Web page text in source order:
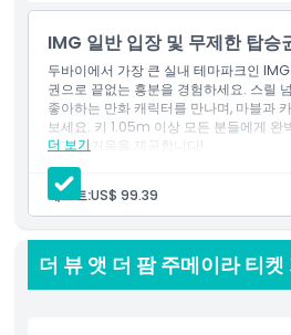
Book your Combo Deal now and
seamlessly blends the excitement
Adventure with the splendor of
View at the Palm—an unmatched
Prepare to be captivated by
breathtaking vistas, all in one
하이라이트
포함 사항
IMG 일반 입장 및 무제한 탑승
두바이에서 가장 큰 실내 테마파크인
권으로 끝없는 흥분을 경험하세요. 스릴
좋아하는 만화 캐릭터를 만나며, 마블과
보세요. 키 1.05m 이상 모든 분들에게 완
험과 즐거움을 제공합니다!
더 보기
포함 사항
두바이에서 가장 큰 실내 테마파크
일 이용 가능
무제한 놀이기구 탑승 포함
키 1.05m 이상 고객에게 적합
게스트:US$ 99.39
더 뷰 앳 더 팜 주메이라 티켓